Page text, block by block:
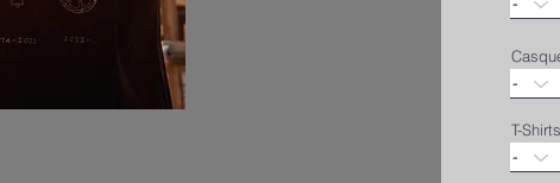
T-Shirts